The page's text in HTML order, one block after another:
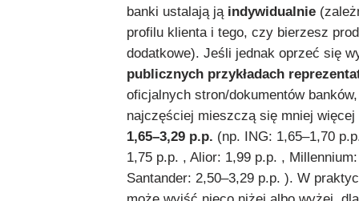
banki ustalają ją indywidualnie
profilu klienta i tego, czy bierzesz
dodatkowe). Jeśli jednak oprzeć się
publicznych przykładach
oficjalnych stron/dokumentów
najczęściej mieszczą się mniej
1,65–3,29 p.p. (np. ING: 1,65–1,70
1,75 p.p. , Alior: 1,99 p.p. ,
Santander: 2,50–3,29 p.p. ). W